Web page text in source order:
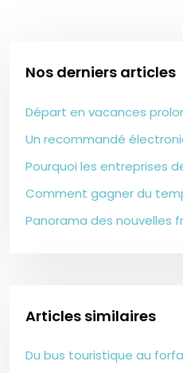
Nos derniers articles
Départ en vacances
Un recommandé
Pourquoi les entreprises
Comment gagner du
Panorama des nouvelles
Articles similaires
Du bus touristique au